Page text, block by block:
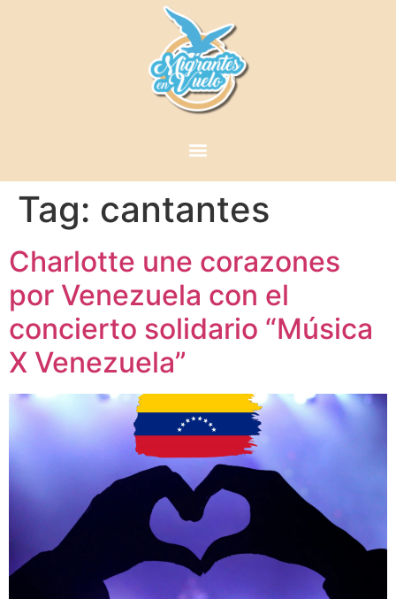
Tag: cantantes
Charlotte une corazones
por Venezuela con el
concierto solidario “Música
X Venezuela”